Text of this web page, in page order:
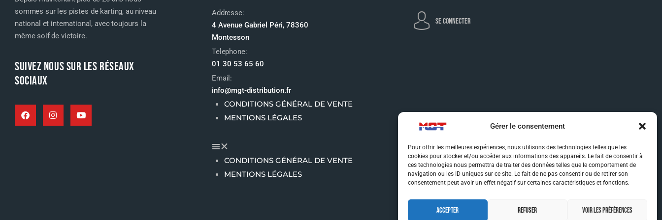
Gérer le consentement
Pour offrir les meilleures expériences, nous utilisons des technologies telles que les
cookies pour stocker et/ou accéder aux informations des appareils. Le fait de consentir à
ces technologies nous permettra de traiter des données telles que le comportement de
navigation ou les ID uniques sur ce site. Le fait de ne pas consentir ou de retirer son
consentement peut avoir un effet négatif sur certaines caractéristiques et fonctions.
ACCEPTER REFUSER VOIR LES PRÉFÉRENCES
sommes sur les pistes de karting, au niveau
national et international, avec toujours la
même soif de victoire.
SUIVEZ NOUS SUR LES RÉSEAUX
SOCIAUX
Addresse:
4 Avenue Gabriel Péri, 78360
Montesson
Telephone:
01 30 53 65 60
Email:
info@mgt-distribution.fr
CONDITIONS GÉNÉRAL DE VENTE
MENTIONS LÉGALES
CONDITIONS GÉNÉRAL DE VENTE
MENTIONS LÉGALES
SE CONNECTER